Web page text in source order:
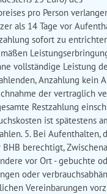
pro Person
als 14 Tage vor
sofort zu
vollständige Leistung
Anzahlung kein
der vertraglich
Restzahlung
ist spätestens
5. Bei Aufenthalten,
BHB berechtigt,
vor Ort - gebuchte
oder
Vereinbarungen